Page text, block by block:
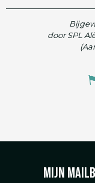
door SPL
Mijn